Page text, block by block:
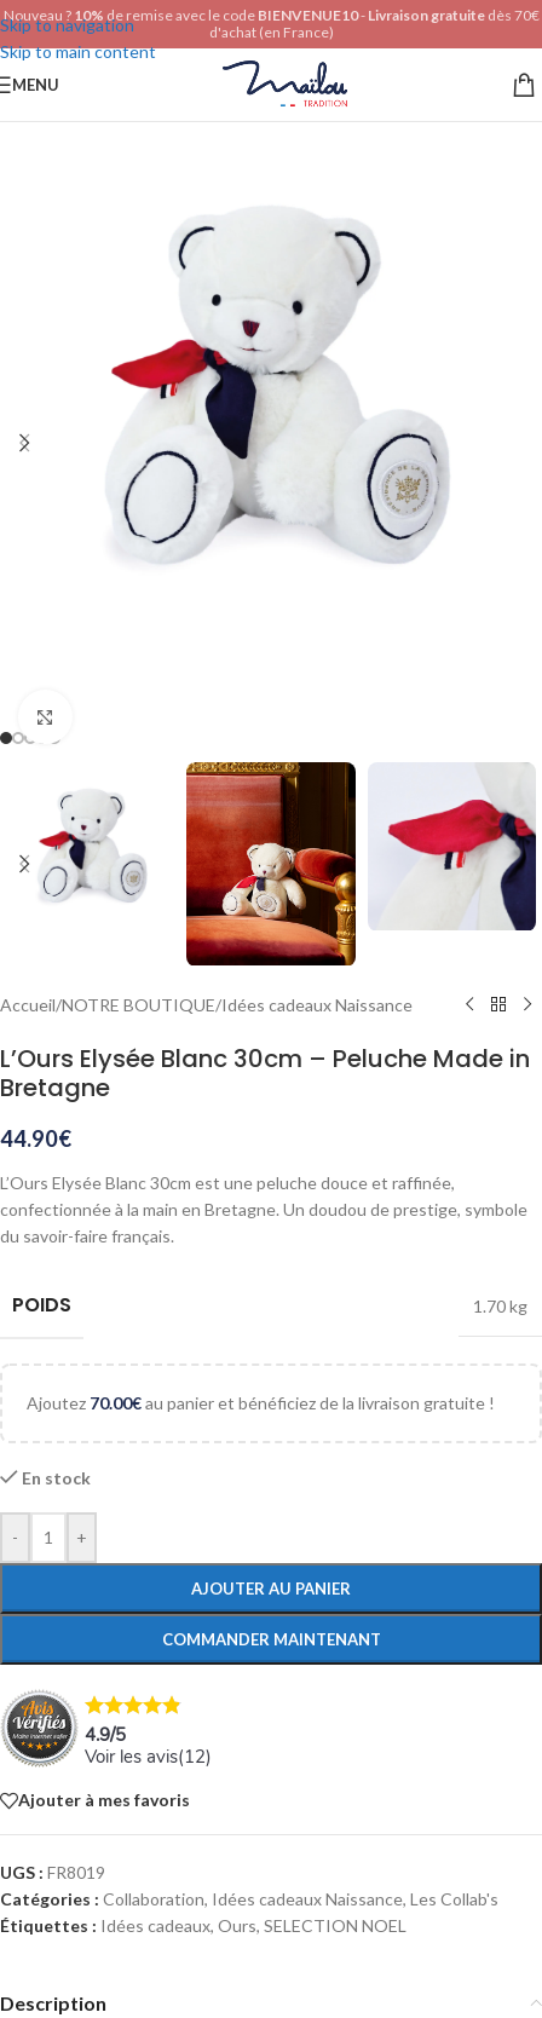
Skip to navigation
Skip to main content
Nouveau ? 10% de remise avec le code BIENVENUE10- Livraison gratuitedès 70€
d'achat (en France)
MENU
Accueil/NOTRE BOUTIQUE/Idées cadeaux Naissance
L’Ours Elysée Blanc 30cm – Peluche Made in
Bretagne
44.90€
L’Ours Elysée Blanc 30cm est une peluche douce et raffinée,
confectionnée à la main en Bretagne. Un doudou de prestige, symbole
du savoir-faire français.
POIDS 1.70 kg
Ajoutez 70.00€au panier et bénéficiez de la livraison gratuite !
En stock
- +
AJOUTER AU PANIER
COMMANDER MAINTENANT
4.9/5
Voir les avis(12)
Ajouter à mes favoris
UGS : FR8019
Catégories : Collaboration, Idées cadeaux Naissance, Les Collab's
Étiquettes : Idées cadeaux, Ours, SELECTION NOEL
Description